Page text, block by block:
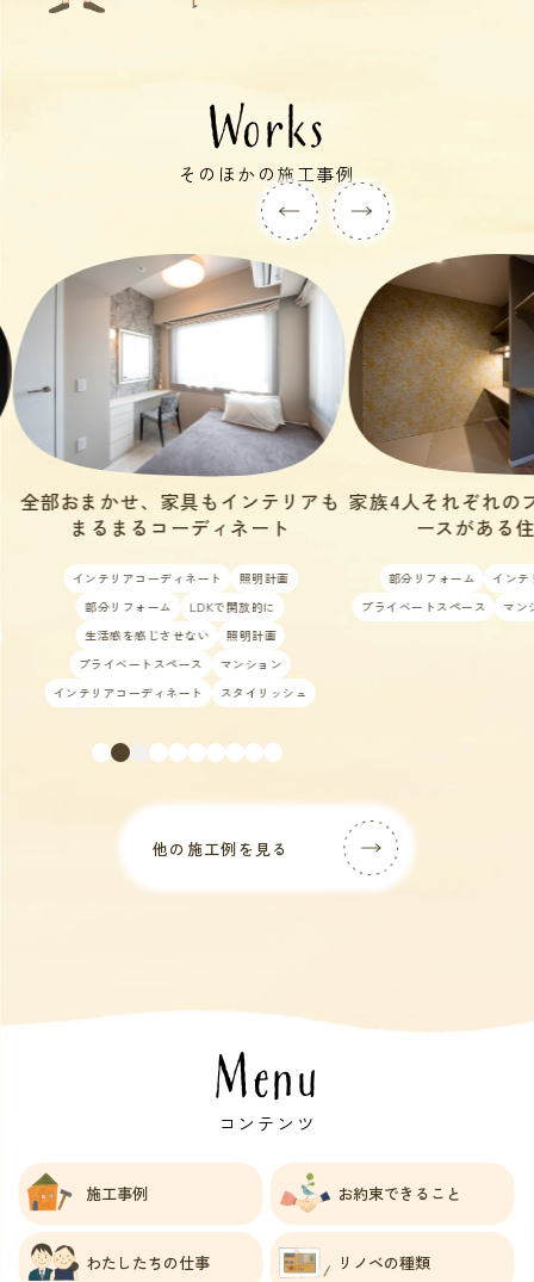
Works
そのほかの施工事例
家族4人それぞれのプライベートスペ
ースがある住まいに。
部分リフォーム
インテリアコーディネート
プライベートスペース
マンション ワークスペース
IKEAで作る、働く
ィ
店舗/商業施設
インテリア
スタイリ
他の施工例を見る
Menu
コンテンツ
施工事例 お約束できること
わたしたちの仕事 リノベの種類